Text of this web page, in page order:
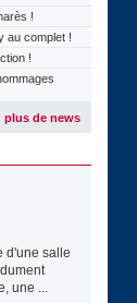
!
au complet !
!
plus de news
d'une salle
une ...